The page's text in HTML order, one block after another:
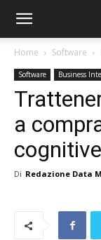
Home Software
Software Business
a
Di Redazione Data